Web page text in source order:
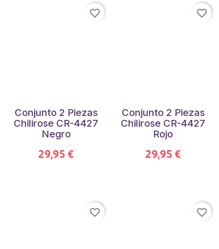
Conjunto 2 Piezas
Chilirose CR-4427
Negro
29,95 €
favorite_border
Conjunto 2 Piezas
Chilirose CR-4427
Rojo
29,95 €
favorite_border
favorite_border favorite_border